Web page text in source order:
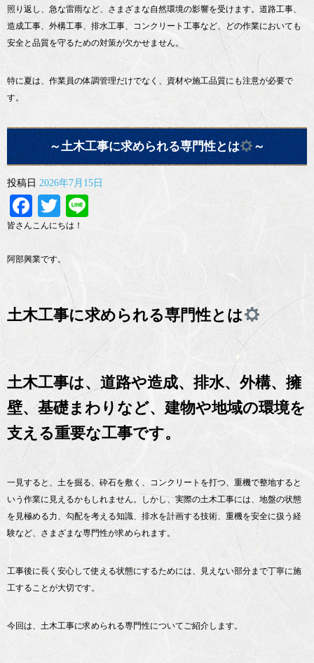
照り返し、急な雷雨など、さまざまな自然環境の影響を受けます。道路工事、
造成工事、外構工事、排水工事、コンクリート工事など、どの作業においても
安全と品質を守るための対策が欠かせません。
特に夏は、作業員の体調管理だけでなく、資材や施工品質にも注意が必要で
す。
～土木工事に求められる専門性とは ～
投稿日 2026年7月15日
Facebook
Twitter
皆さんこんにちは！
阿部興業です。
土木工事に求められる専門性とは
土木工事は、道路や造成、排水、外構、擁
壁、基礎まわりなど、建物や地域の環境を
支える重要な工事です。
一見すると、土を掘る、砕石を敷く、コンクリートを打つ、重機で整地すると
いう作業に見えるかもしれません。しかし、実際の土木工事には、地盤の状態
を見極める力、勾配を考える知識、排水を計画する技術、重機を安全に扱う経
験など、さまざまな専門性が求められます。
工事後に長く安心して使える状態にするためには、見えない部分まで丁寧に施
工することが大切です。
今回は、土木工事に求められる専門性についてご紹介します。